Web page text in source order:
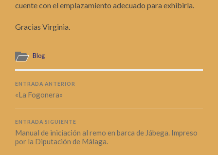
cuente con el emplazamiento adecuado para exhibirla.
Gracias Virginia.
Blog
ENTRADA ANTERIOR
«La Fogonera»
ENTRADA SIGUIENTE
Manual de iniciación al remo en barca de Jábega. Impreso
por la Diputación de Málaga.